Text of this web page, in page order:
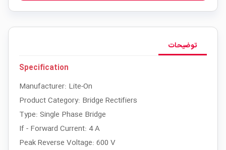
توضیحات
Specification
Manufacturer: Lite-On
Product Category: Bridge Rectifiers
Type: Single Phase Bridge
If - Forward Current: 4 A
Peak Reverse Voltage: 600 V